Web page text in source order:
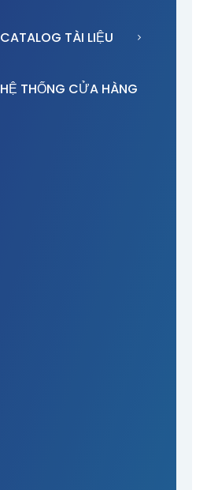
CATALOG TÀI LIỆU
HỆ THỐNG CỬA HÀNG